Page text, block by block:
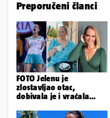
Preporučeni članci
FOTO Jelenu je
zlostavljao otac,
dobivala je i vraćala
tukao šakama'